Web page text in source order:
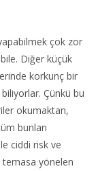
çok zor
Diğer küçük
korkunç bir
Çünkü bu
okumaktan,
bunları
ciddi risk ve
temasa yönelen